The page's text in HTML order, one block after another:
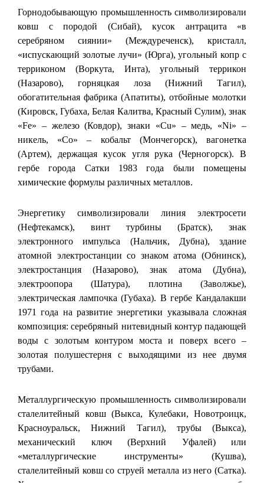
Горнодобывающую промышленность символизировали
ковш с породой (Сибай), кусок антрацита «в
серебряном сиянии» (Междуреченск), кристалл,
«испускающий золотые лучи» (Юрга), угольный копр с
терриконом (Воркута, Инта), угольный террикон
(Назарово), горняцкая лоза (Нижний Тагил),
обогатительная фабрика (Апатиты), отбойные молотки
(Кировск, Губаха, Белая Калитва, Красный Сулим), знак
«Fe» – железо (Ковдор), знаки «Cu» – медь, «Ni» –
никель, «Co» – кобальт (Мончегорск), вагонетка
(Артем), держащая кусок угля рука (Черногорск). В
гербе города Сатки 1983 года были помещены
химические формулы различных металлов.
Энергетику символизировали линия электросети
(Нефтекамск), винт турбины (Братск), знак
электронного импульса (Нальчик, Дубна), здание
атомной электростанции со знаком атома (Обнинск),
электростанция (Назарово), знак атома (Дубна),
электроопора (Шатура), плотина (Заволжье),
электрическая лампочка (Губаха). В гербе Кандалакши
1971 года на развитие энергетики указывала сложная
композиция: серебряный нитевидный контур падающей
воды с золотым контуром моста и поверх всего –
золотая полушестерня с выходящими из нее двумя
трубами.
Металлургическую промышленность символизировали
сталелитейный ковш (Выкса, Кулебаки, Новотроицк,
Красноуральск, Нижний Тагил), трубы (Выкса),
механический ключ (Верхний Уфалей) или
«металлургические инструменты» (Кушва),
сталелитейный ковш со струей металла из него (Сатка).